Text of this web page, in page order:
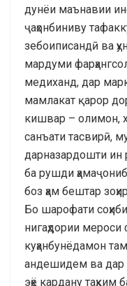
дунёи маънавии
ҷаҳонбиниву
зебоиписандӣ ва
мардуми
медиханд, дар
мамлакат қарор
кишвар – олимон,
санъати тасвирӣ,
дарназардошти ин
ба рушди
боз ҳам бештар
Бо шарофати
нигаҳдории мероси
куҳанбунёдамон
андешидем ва дар
эҳё кардану